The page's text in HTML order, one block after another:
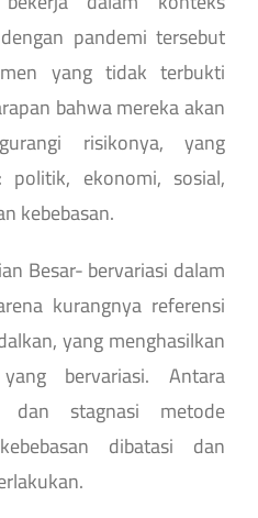
pandemi tersebut
yang tidak terbukti
bahwa mereka akan
risikonya, yang
politik, ekonomi, sosial,
kebebasan.
Besar- bervariasi dalam
kurangnya referensi
yang menghasilkan
bervariasi. Antara
dan stagnasi metode
dibatasi dan